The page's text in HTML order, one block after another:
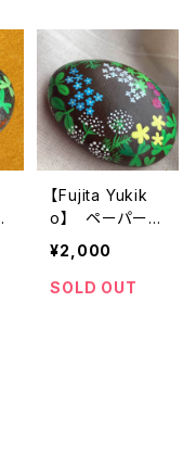
【Fujita Yukik
o】 ペーパーウ
エイト（Flower
¥2,000
SOLD OUT